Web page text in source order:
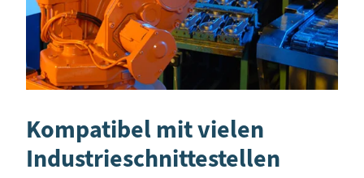
Kompatibel mit vielen
Industrieschnittestellen